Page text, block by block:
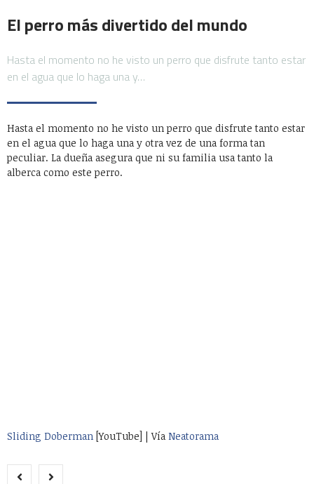
El perro más divertido del mundo
Hasta el momento no he visto un perro que disfrute tanto estar
en el agua que lo haga una y…
Hasta el momento no he visto un perro que disfrute tanto estar
en el agua que lo haga una y otra vez de una forma tan
peculiar. La dueña asegura que ni su familia usa tanto la
alberca como este perro.
Sliding Doberman [YouTube] | Vía Neatorama